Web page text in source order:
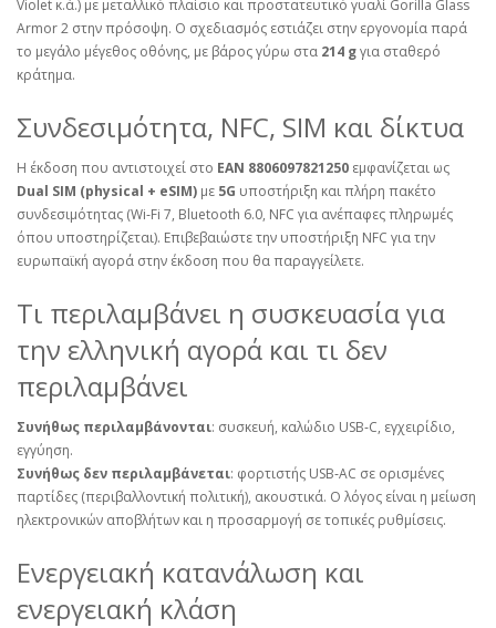
Violet κ.ά.) με μεταλλικό πλαίσιο και προστατευτικό γυαλί Gorilla Glass
Armor 2 στην πρόσοψη. Ο σχεδιασμός εστιάζει στην εργονομία παρά
το μεγάλο μέγεθος οθόνης, με βάρος γύρω στα 214 gγια σταθερό
κράτημα.
Συνδεσιμότητα, NFC, SIM και δίκτυα
Η έκδοση που αντιστοιχεί στο EAN 8806097821250 εμφανίζεται ως
Dual SIM (physical + eSIM) με 5G υποστήριξη και πλήρη πακέτο
συνδεσιμότητας (Wi‑Fi 7, Bluetooth 6.0, NFC για ανέπαφες πληρωμές
όπου υποστηρίζεται). Επιβεβαιώστε την υποστήριξη NFC για την
ευρωπαϊκή αγορά στην έκδοση που θα παραγγείλετε.
Τι περιλαμβάνει η συσκευασία για
την ελληνική αγορά και τι δεν
περιλαμβάνει
Συνήθως περιλαμβάνονται: συσκευή, καλώδιο USB‑C, εγχειρίδιο,
εγγύηση.
Συνήθως δεν περιλαμβάνεται: φορτιστής USB‑AC σε ορισμένες
παρτίδες (περιβαλλοντική πολιτική), ακουστικά. Ο λόγος είναι η μείωση
ηλεκτρονικών αποβλήτων και η προσαρμογή σε τοπικές ρυθμίσεις.
Ενεργειακή κατανάλωση και
ενεργειακή κλάση